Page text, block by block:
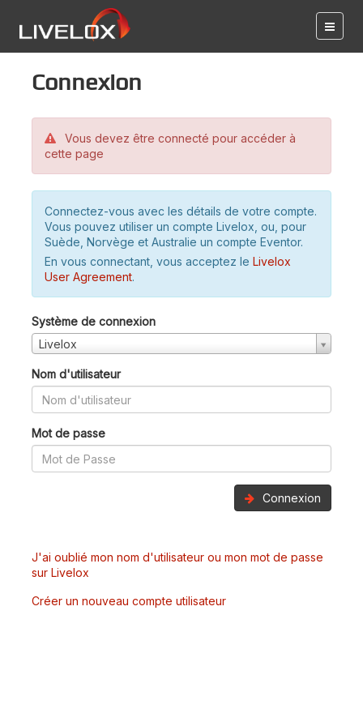
Connexion
Vous devez être connecté pour accéder à
cette page
Connectez-vous avec les détails de votre compte.
Vous pouvez utiliser un compte Livelox, ou, pour
Suède, Norvège et Australie un compte Eventor.
En vous connectant, vous acceptez le Livelox
User Agreement.
Système de connexion
Livelox
Nom d'utilisateur
Mot de passe
Connexion
J'ai oublié mon nom d'utilisateur ou mon mot de passe
sur Livelox
Créer un nouveau compte utilisateur